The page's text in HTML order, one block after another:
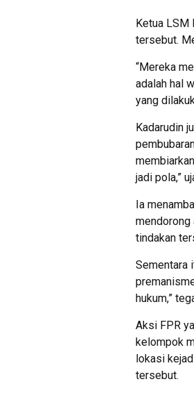
Ketua LSM
tersebut.
“Mereka
adalah hal
yang
Kadarudin
jadi pola,”
Ia
mendorong
tindakan
Sementara
hukum,”
Aksi FPR
kelompok
lokasi
tersebut.